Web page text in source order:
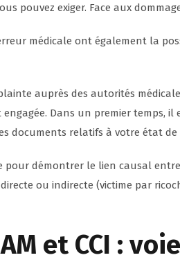
pouvez exiger. Face aux
médicale ont également la
auprès des autorités
Dans un premier temps, il
documents relatifs à votre état de
pour démontrer le lien causal
directe ou indirecte (victime par
et CCI :